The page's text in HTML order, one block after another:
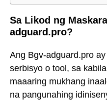
Sa Likod ng
adguard.pro?
Ang Bgv-adguard.pro
serbisyo o tool, sa
maaaring mukhang
na pangunahing